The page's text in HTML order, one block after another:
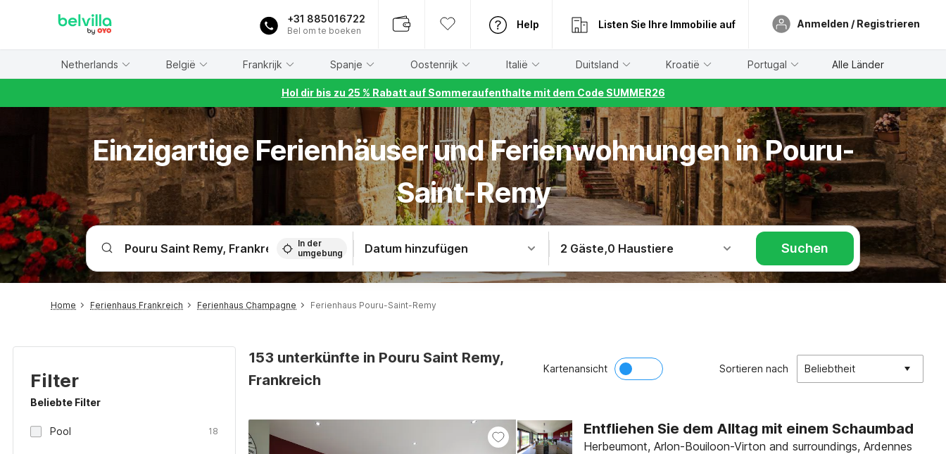
+31 885016722
Bel om te boeken
Help Listen Sie Ihre Immobilie auf Anmelden / Registrieren
Netherlands België Frankrijk Spanje Oostenrijk Italië Duitsland Kroatië Portugal Alle Länder
Hol dir bis zu 25 % Rabatt auf Sommeraufenthalte mit dem Code SUMMER26
Einzigartige Ferienhäuser und Ferienwohnungen in Pouru-
Saint-Remy
In der
umgebung
Datum hinzufügen 2 Gäste,0 Haustiere Suchen
Home Ferienhaus Frankreich Ferienhaus Champagne Ferienhaus Pouru-Saint-Remy
Filter
Beliebte Filter
Pool 18
153 unterkünfte in Pouru Saint Remy,
Frankreich
Kartenansicht Sortieren nach Beliebtheit
Entfliehen Sie dem Alltag mit einem Schaumbad
Herbeumont, Arlon-Bouiloon-Virton and surroundings, Ardennes